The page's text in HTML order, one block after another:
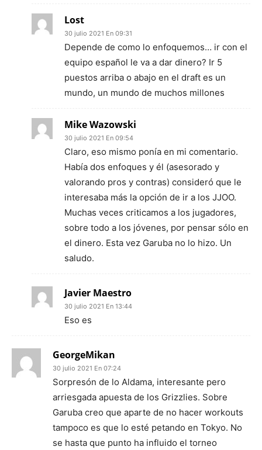
Lost
30 julio 2021 En 09:31
Depende de como lo enfoquemos… ir con el
equipo español le va a dar dinero? Ir 5
puestos arriba o abajo en el draft es un
mundo, un mundo de muchos millones
Mike Wazowski
30 julio 2021 En 09:54
Claro, eso mismo ponía en mi comentario.
Había dos enfoques y él (asesorado y
valorando pros y contras) consideró que le
interesaba más la opción de ir a los JJOO.
Muchas veces criticamos a los jugadores,
sobre todo a los jóvenes, por pensar sólo en
el dinero. Esta vez Garuba no lo hizo. Un
saludo.
Javier Maestro
30 julio 2021 En 13:44
Eso es
GeorgeMikan
30 julio 2021 En 07:24
Sorpresón de lo Aldama, interesante pero
arriesgada apuesta de los Grizzlies. Sobre
Garuba creo que aparte de no hacer workouts
tampoco es que lo esté petando en Tokyo. No
se hasta que punto ha influido el torneo